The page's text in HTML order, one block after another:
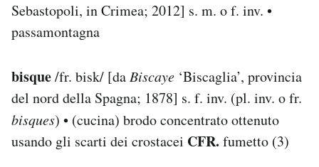
Sebastopoli, in Crimea; 2012] s. m. o f. inv. •
passamontagna
bisque/fr. bisk/ [daBiscaye ‘Biscaglia’, provincia
del nord della Spagna; 1878] s. f. inv. (pl. inv. o fr.
bisques) • (cucina) brodo concentrato ottenuto
usando gli scarti dei crostacei CFR. fumetto (3)